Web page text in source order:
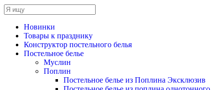
Новинки
Товары к празднику
Конструктор постельного белья
Постельное белье
Муслин
Поплин
Постельное белье из Поплина Эксклюзив